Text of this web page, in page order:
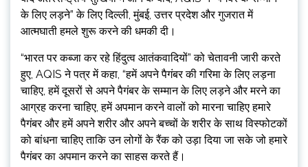
के लिए लड़ने” के लिए दिल्ली, मुंबई, उत्तर प्रदेश और गुजरात में
आत्मघाती हमले शुरू करने की धमकी दी।
“भारत पर कब्जा कर रहे हिंदुत्व आतंकवादियों” को चेतावनी जारी करते
हुए, AQIS ने पत्र में कहा, “हमें अपने पैगंबर की गरिमा के लिए लड़ना
चाहिए, हमें दूसरों से अपने पैगंबर के सम्मान के लिए लड़ने और मरने का
आग्रह करना चाहिए, हमें अपमान करने वालों को मारना चाहिए हमारे
पैगंबर और हमें अपने शरीर और अपने बच्चों के शरीर के साथ विस्फोटकों
को बांधना चाहिए ताकि उन लोगों के रैंक को उड़ा दिया जा सके जो हमारे
पैगंबर का अपमान करने का साहस करते हैं।